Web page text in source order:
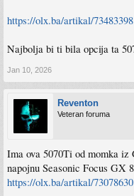
https://olx.ba/artikal/73483398
Najbolja bi ti bila opcija ta
Jan 10, 2026
Reventon
Veteran foruma
Ima ova 5070Ti od momka
napojnu Seasonic Focus GX
https://olx.ba/artikal/73078630